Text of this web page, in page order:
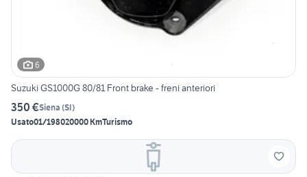
6
Suzuki GS1000G 80/81 Front brake - freni anteriori
350 €Siena (SI)
Usato01/198020000 KmTurismo